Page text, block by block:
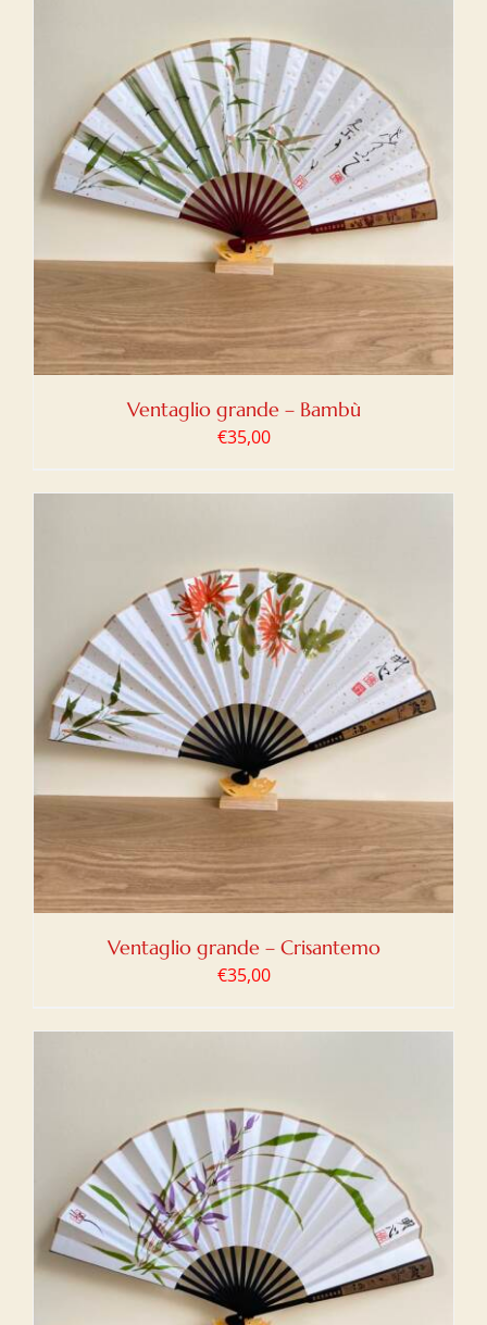
Ventaglio grande – Bambù
€35,00
Ventaglio grande – Crisantemo
€35,00